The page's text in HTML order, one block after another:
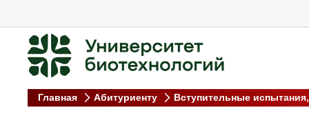
Главная Абитуриенту Вступительные